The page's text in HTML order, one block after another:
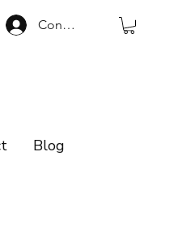
Connexion
Blog